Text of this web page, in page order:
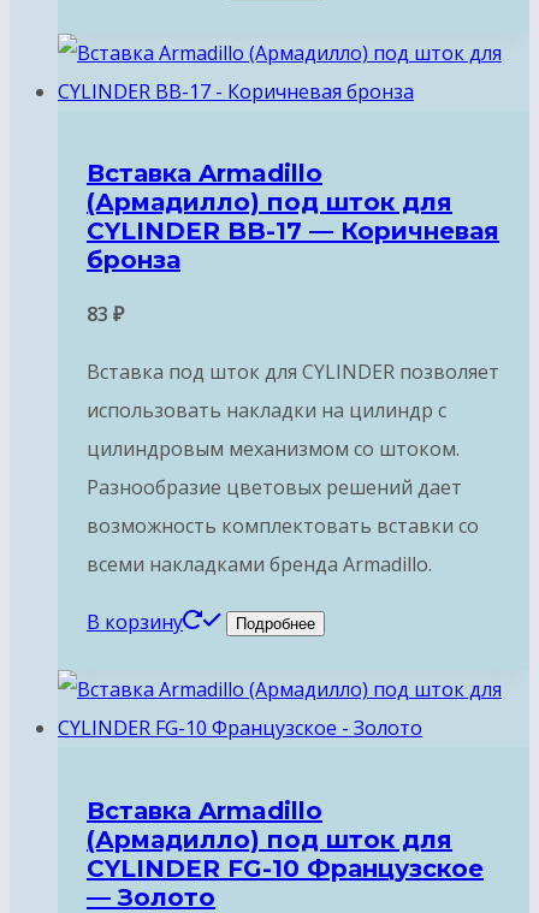
Вставка Armadillo
(Армадилло) под шток для
CYLINDER BB-17 — Коричневая
бронза
83 ₽
Вставка под шток для CYLINDER позволяет
использовать накладки на цилиндр с
цилиндровым механизмом со штоком.
Разнообразие цветовых решений дает
возможность комплектовать вставки со
всеми накладками бренда Armadillo.
В корзину Подробнее
Вставка Armadillo
(Армадилло) под шток для
CYLINDER FG-10 Французское
— Золото